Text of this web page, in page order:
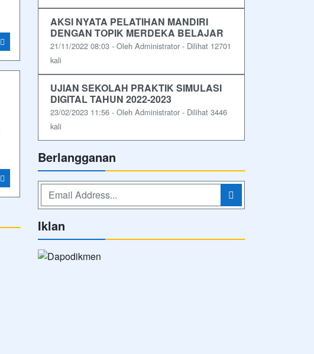
AKSI NYATA PELATIHAN MANDIRI
DENGAN TOPIK MERDEKA BELAJAR
21/11/2022 08:03 - Oleh Administrator - Dilihat 12701
kali
UJIAN SEKOLAH PRAKTIK SIMULASI
DIGITAL TAHUN 2022-2023
23/02/2023 11:56 - Oleh Administrator - Dilihat 3446
kali
Berlangganan
Iklan